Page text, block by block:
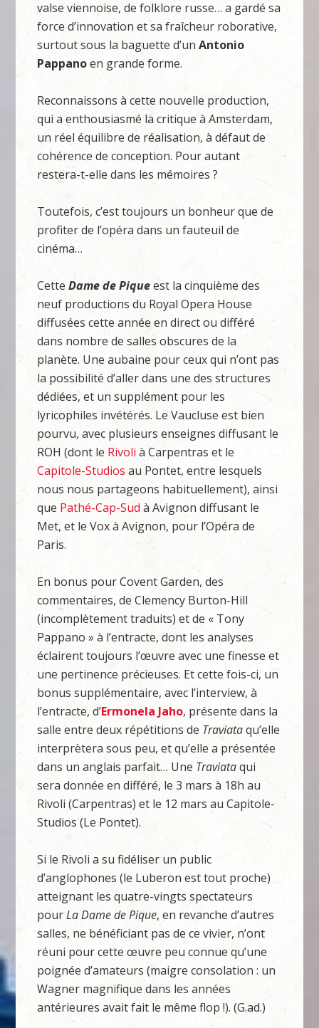
valse viennoise, de folklore russe… a gardé sa
force d’innovation et sa fraîcheur roborative,
surtout sous la baguette d’unAntonio
Pappanoen grande forme.
Reconnaissons à cette nouvelle production,
qui a enthousiasmé la critique à Amsterdam,
un réel équilibre de réalisation, à défaut de
cohérence de conception. Pour autant
restera-t-elle dans les mémoires ?
Toutefois, c’est toujours un bonheur que de
profiter de l’opéra dans un fauteuil de
cinéma…
CetteDame de Piqueest la cinquième des
neuf productions du Royal Opera House
diffusées cette année en direct ou différé
dans nombre de salles obscures de la
planète. Une aubaine pour ceux qui n’ont pas
la possibilité d’aller dans une des structures
dédiées, et un supplément pour les
lyricophiles invétérés. Le Vaucluse est bien
pourvu, avec plusieurs enseignes diffusant le
ROH (dont le Rivolià Carpentras et le
Capitole-Studios au Pontet, entre lesquels
nous nous partageons habituellement), ainsi
que Pathé-Cap-Sudà Avignon diffusant le
Met, et le Vox à Avignon, pour l’Opéra de
Paris.
En bonus pour Covent Garden, des
commentaires, de Clemency Burton-Hill
(incomplètement traduits) et de « Tony
Pappano » à l’entracte, dont les analyses
éclairent toujours l’œuvre avec une finesse et
une pertinence précieuses. Et cette fois-ci, un
bonus supplémentaire, avec l’interview, à
l’entracte, d’Ermonela Jaho, présente dans la
salle entre deux répétitions de Traviataqu’elle
interprètera sous peu, et qu’elle a présentée
dans un anglais parfait… Une Traviataqui
sera donnée en différé, le 3 mars à 18h au
Rivoli (Carpentras) et le 12 mars au Capitole-
Studios (Le Pontet).
Si le Rivoli a su fidéliser un public
d’anglophones (le Luberon est tout proche)
atteignant les quatre-vingts spectateurs
pourLa Dame de Pique, en revanche d’autres
salles, ne bénéficiant pas de ce vivier, n’ont
réuni pour cette œuvre peu connue qu’une
poignée d’amateurs (maigre consolation : un
Wagner magnifique dans les années
antérieures avait fait le même flop !). (G.ad.)